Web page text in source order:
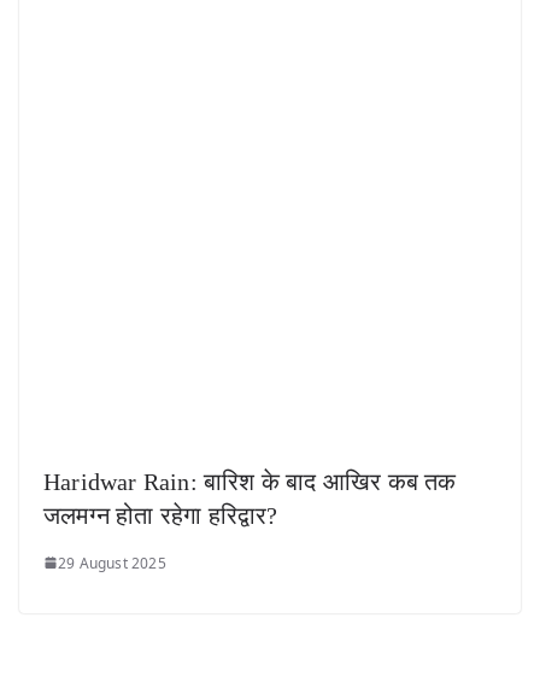
Haridwar Rain: बारिश के बाद आखिर कब तक
जलमग्न होता रहेगा हरिद्वार?
29 August 2025